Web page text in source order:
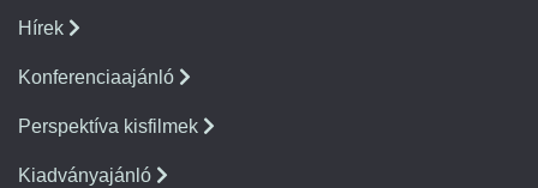
Hírek
Konferenciaajánló
Perspektíva kisfilmek
Kiadványajánló